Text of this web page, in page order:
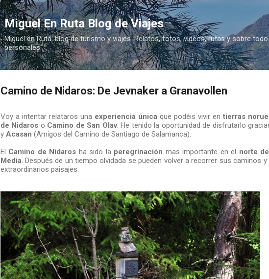
Ir al contenido principal
Miguel En Ruta Blog de Viajes
Miguel en Ruta, blog de turismo y viajes. Relatos, fotos, vídeos, rutas y sobre
personales"
Camino de Nidaros: De Jevnaker a Granavollen
Voy a intentar relataros una experiencia única que podéis vivir entierras
de Nidaros o Camino de San Olav. He tenido la oportunidad de disfrutarlo
y Acasan (Amigos del Camino de Santiago de Salamanca).
El Camino de Nidaros ha sido la peregrinación mas importante en el norte
Media . Después de un tiempo olvidada se pueden volver a recorrer sus caminos
extraordinarios paisajes.